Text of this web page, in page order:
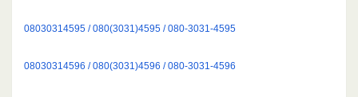
08030314595 / 080(3031)4595 / 080-3031-4595
08030314596 / 080(3031)4596 / 080-3031-4596